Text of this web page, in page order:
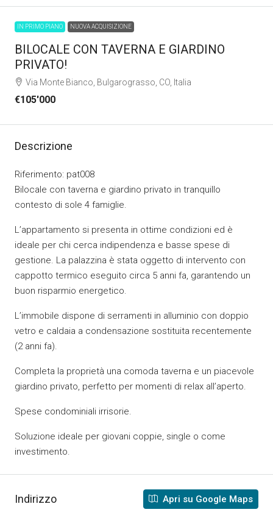
IN PRIMO PIANO NUOVA ACQUISIZIONE
BILOCALE CON TAVERNA E GIARDINO
PRIVATO!
Via Monte Bianco, Bulgarograsso, CO, Italia
€105'000
Descrizione
Riferimento: pat008
Bilocale con taverna e giardino privato in tranquillo
contesto di sole 4 famiglie.
L’appartamento si presenta in ottime condizioni ed è
ideale per chi cerca indipendenza e basse spese di
gestione. La palazzina è stata oggetto di intervento con
cappotto termico eseguito circa 5 anni fa, garantendo un
buon risparmio energetico.
L’immobile dispone di serramenti in alluminio con doppio
vetro e caldaia a condensazione sostituita recentemente
(2 anni fa).
Completa la proprietà una comoda taverna e un piacevole
giardino privato, perfetto per momenti di relax all’aperto.
Spese condominiali irrisorie.
Soluzione ideale per giovani coppie, single o come
investimento.
Indirizzo Apri su Google Maps